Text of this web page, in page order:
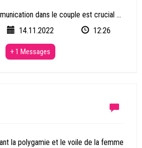
dans le couple est crucial ...
14.11.2022 12:26
+ 1 Messages
la polygamie et le voile de la femme